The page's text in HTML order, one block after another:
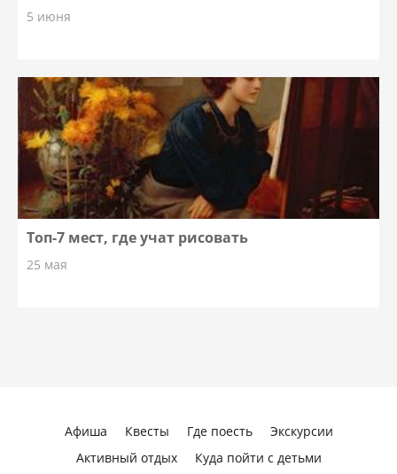
5 июня
Топ-7 мест, где учат рисовать
25 мая
Афиша Квесты Где поесть
Экскурсии
Активный отдых
Куда пойти с детьми